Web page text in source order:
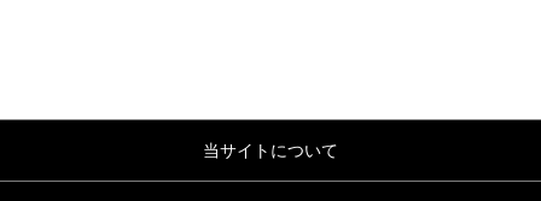
当サイトについて